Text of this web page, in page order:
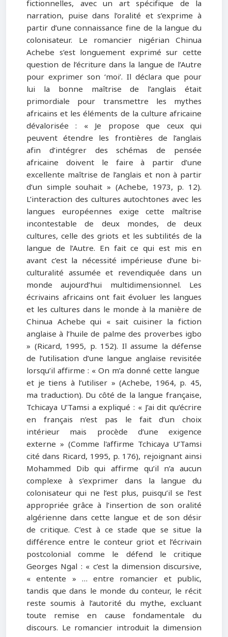
fictionnelles, avec un art spécifique de la
narration, puise dans l’oralité et s’exprime à
partir d’une connaissance fine de la langue du
colonisateur. Le romancier nigérian Chinua
Achebe s’est longuement exprimé sur cette
question de l’écriture dans la langue de l’Autre
pour exprimer son ‘moi’. Il déclara que pour
lui la bonne maîtrise de l’anglais était
primordiale pour transmettre les mythes
africains et les éléments de la culture africaine
dévalorisée : « Je propose que ceux qui
peuvent étendre les frontières de l’anglais
afin d’intégrer des schémas de pensée
africaine doivent le faire à partir d’une
excellente maîtrise de l’anglais et non à partir
d’un simple souhait » (Achebe, 1973, p. 12).
L’interaction des cultures autochtones avec les
langues européennes exige cette maîtrise
incontestable de deux mondes, de deux
cultures, celle des griots et les subtilités de la
langue de l’Autre. En fait ce qui est mis en
avant c’est la nécessité impérieuse d’une bi-
culturalité assumée et revendiquée dans un
monde aujourd’hui multidimensionnel. Les
écrivains africains ont fait évoluer les langues
et les cultures dans le monde à la manière de
Chinua Achebe qui « sait cuisiner la fiction
anglaise à l’huile de palme des proverbes igbo
» (Ricard, 1995, p. 152). Il assume la défense
de l’utilisation d’une langue anglaise revisitée
lorsqu’il affirme : « On m’a donné cette langue
et je tiens à l’utiliser » (Achebe, 1964, p. 45,
ma traduction). Du côté de la langue française,
Tchicaya U’Tamsi a expliqué : « J’ai dit qu’écrire
en français n’est pas le fait d’un choix
intérieur mais procède d’une exigence
externe » (Comme l'affirme Tchicaya U’Tamsi
cité dans Ricard, 1995, p. 176), rejoignant ainsi
Mohammed Dib qui affirme qu’il n’a aucun
complexe à s’exprimer dans la langue du
colonisateur qui ne l’est plus, puisqu’il se l’est
appropriée grâce à l’insertion de son oralité
algérienne dans cette langue et de son désir
de critique. C’est à ce stade que se situe la
différence entre le conteur griot et l’écrivain
postcolonial comme le défend le critique
Georges Ngal : « c’est la dimension discursive,
« entente » … entre romancier et public,
tandis que dans le monde du conteur, le récit
reste soumis à l’autorité du mythe, excluant
toute remise en cause fondamentale du
discours. Le romancier introduit la dimension